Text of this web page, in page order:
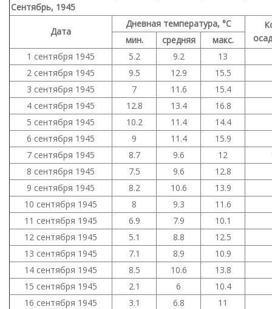
Сентябрь, 1945
Дата
Дневная температура, °C
мин. средняя
макс.
1 сентября 1945
5.2 9.2
13
2 сентября 1945
9.5 12.9
15.5
3 сентября 1945
7 11.6
15.4
4 сентября 1945
12.8 13.4
16.8
5 сентября 1945
10.2 11.4
14.4
6 сентября 1945
9 11.4
15.9
7 сентября 1945
8.7 9.6 12
8 сентября 1945
7.5 9.6
12.8
9 сентября 1945
8.2 10.6
13.9
10 сентября 1945
8 9.3
11.6
11 сентября 1945
6.9 7.9
10.1
12 сентября 1945
5.1 8.8
12.5
13 сентября 1945
7.1 8.9
10.9
14 сентября 1945
8.5 10.6
13.8
15 сентября 1945
2.1 6
10.4
16 сентября 1945
3.1 6.8
11